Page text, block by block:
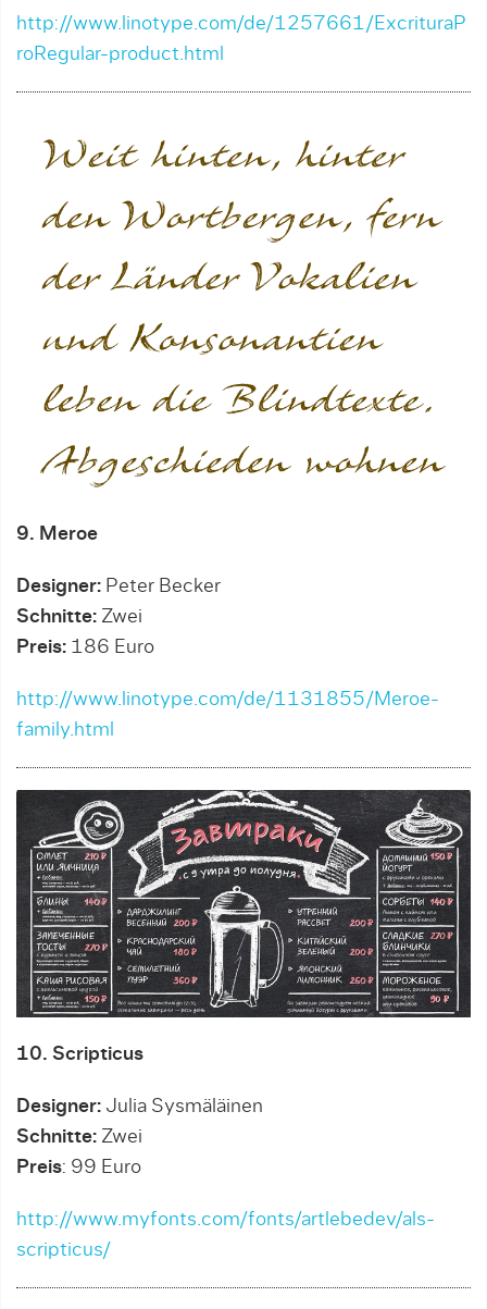
http://www.linotype.com/de/1257661/ExcrituraP
roRegular-product.html
9. Meroe
Designer: Peter Becker
Schnitte: Zwei
Preis: 186 Euro
http://www.linotype.com/de/1131855/Meroe-
family.html
10. Scripticus
Designer: Julia Sysmäläinen
Schnitte: Zwei
Preis: 99 Euro
http://www.myfonts.com/fonts/artlebedev/als-
scripticus/